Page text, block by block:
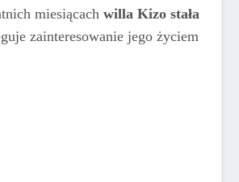
miesiącach willa Kizo stała
zainteresowanie jego życiem